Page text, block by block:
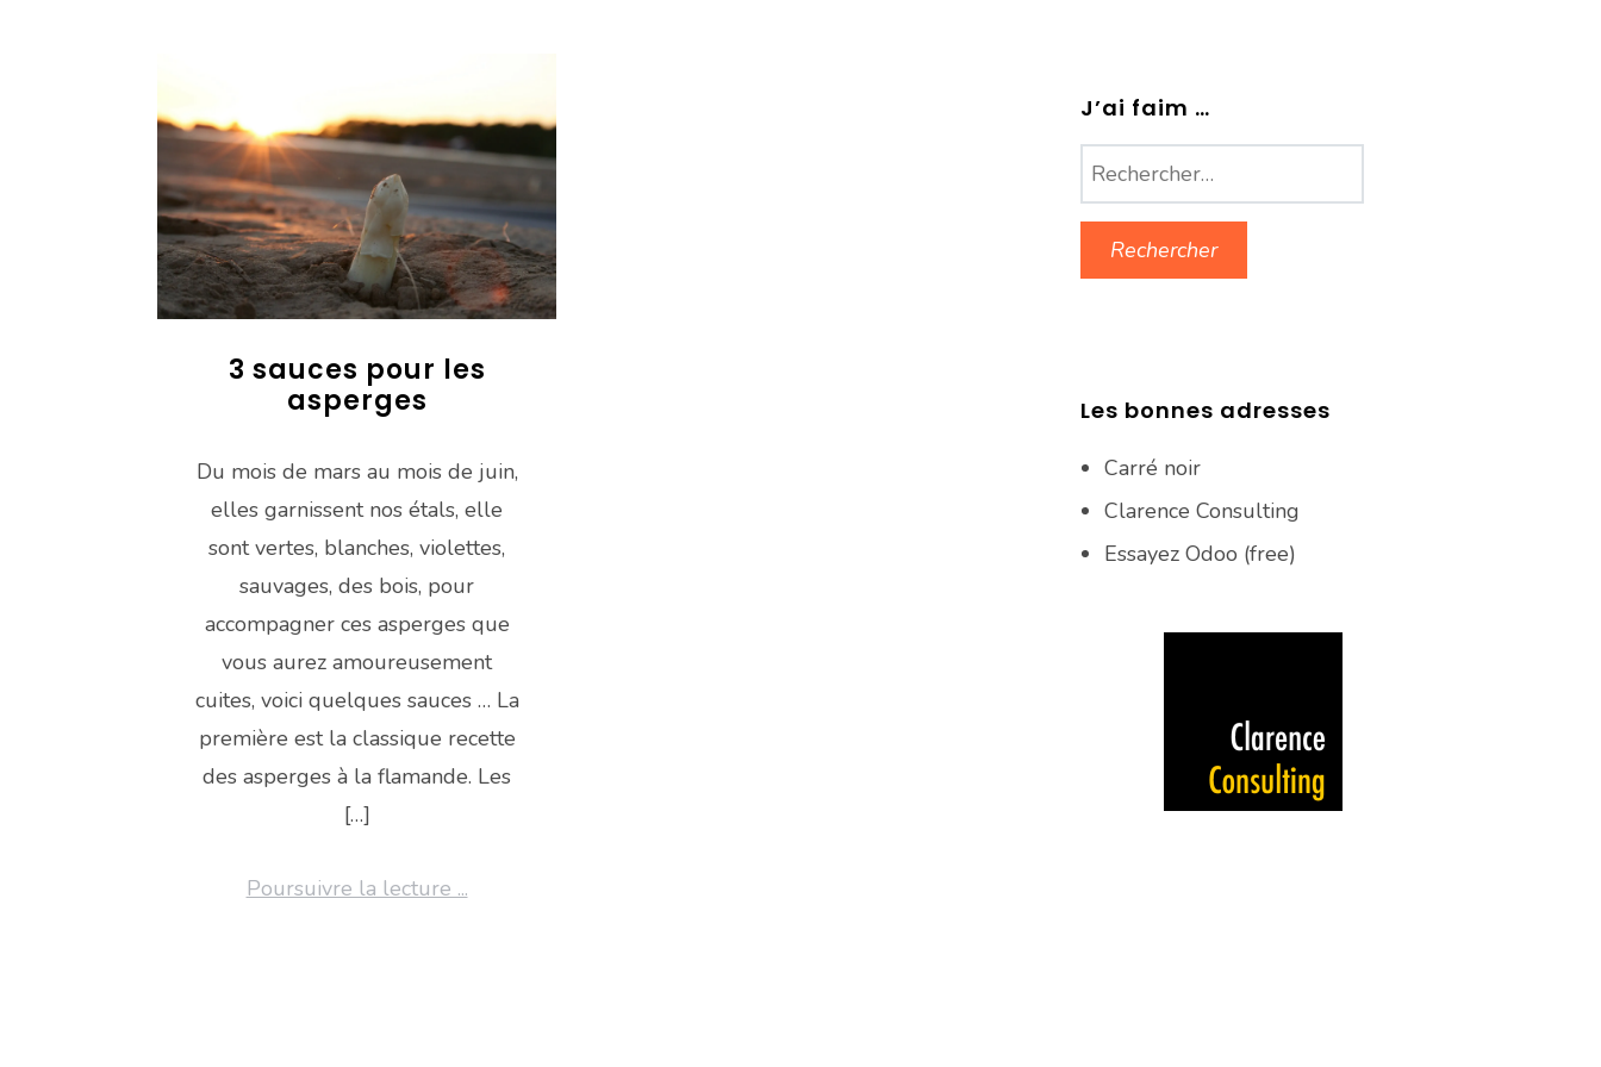
3 sauces pour les
asperges
Du mois de mars au mois de juin,
elles garnissent nos étals, elle
sont vertes, blanches, violettes,
sauvages, des bois, pour
accompagner ces asperges que
vous aurez amoureusement
cuites, voici quelques sauces … La
première est la classique recette
des asperges à la flamande. Les
[…]
Poursuivre la lecture ...
J’ai faim …
Rechercher :
Les bonnes adresses
Carré noir
Clarence Consulting
Essayez Odoo (free)